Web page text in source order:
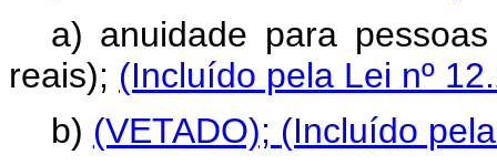
a) anuidade para
reais); (Incluído pela Lei nº
b) (VETADO); (Incluído